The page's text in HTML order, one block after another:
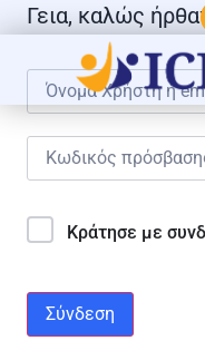
Γεια, καλώς
Κράτησε με
Σύνδεση